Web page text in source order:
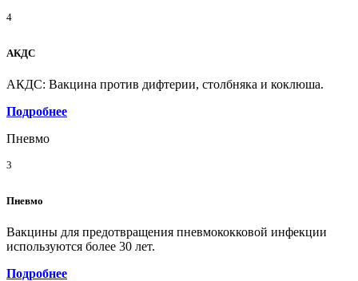
4
АКДС
АКДС: Вакцина против дифтерии, столбняка и коклюша.
Подробнее
Пневмо
3
Пневмо
Вакцины для предотвращения пневмококковой инфекции
используются более 30 лет.
Подробнее